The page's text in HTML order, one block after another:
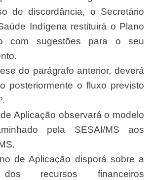
de discordância, o Secretário
Indígena restituirá o Plano
com sugestões para o seu
do parágrafo anterior, deverá
posteriormente o fluxo previsto
Aplicação observará o modelo
pela SESAI/MS aos
de Aplicação disporá sobre a
recursos financeiros